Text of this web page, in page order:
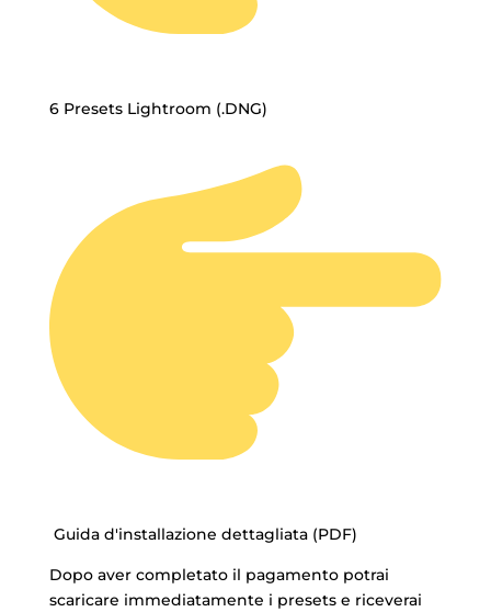
6 Presets Lightroom (.DNG)
Guida d'installazione dettagliata (PDF)
Dopo aver completato il pagamento potrai
scaricare immediatamente i presets e riceverai